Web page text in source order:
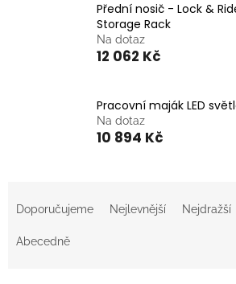
Přední nosič - Lock &
Storage Rack
Na dotaz
12 062 Kč
Pracovní maják LED
Na dotaz
10 894 Kč
a
e
Doporučujeme Nejlevnější Nejdražší
Abecedně